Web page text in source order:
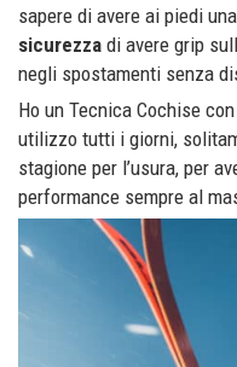
sapere di avere ai piedi
sicurezza di avere grip
negli spostamenti senza
Ho un Tecnica Cochise
utilizzo tutti i giorni,
stagione per l’usura, per
performance sempre al